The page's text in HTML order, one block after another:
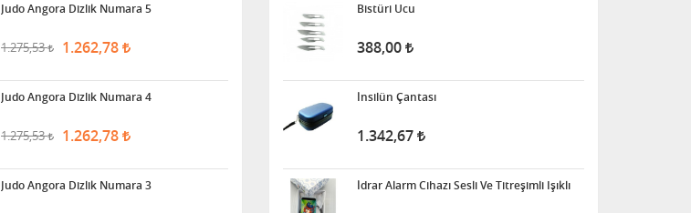
Judo Angora Dizlik Numara 5
1.275,53 1.262,78
Judo Angora Dizlik Numara 4
1.275,53 1.262,78
Judo Angora Dizlik Numara 3
Bistüri Ucu
388,00
İnsilün Çantası
1.342,67
İdrar Alarm Cihazı Sesli Ve Titreşimli Işıklı